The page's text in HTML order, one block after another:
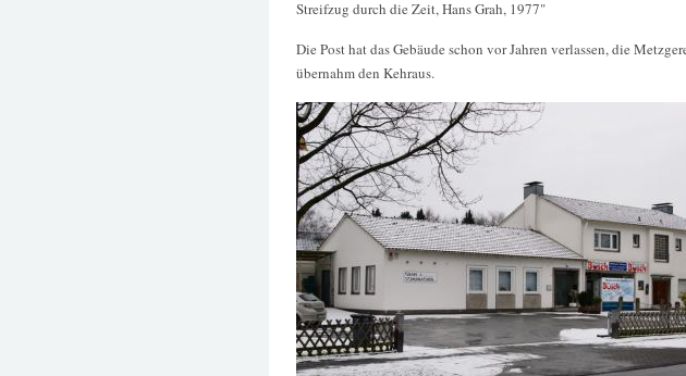
Streifzug durch die Zeit, Hans Grah, 1977"
Die Post hat das Gebäude schon vor Jahren verlassen, die
übernahm den Kehraus.